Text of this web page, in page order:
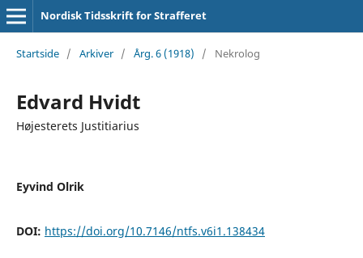
Nordisk Tidsskrift for Strafferet
Startside / Arkiver / Årg. 6 (1918) / Nekrolog
Edvard Hvidt
Højesterets Justitiarius
Eyvind Olrik
DOI: https://doi.org/10.7146/ntfs.v6i1.138434